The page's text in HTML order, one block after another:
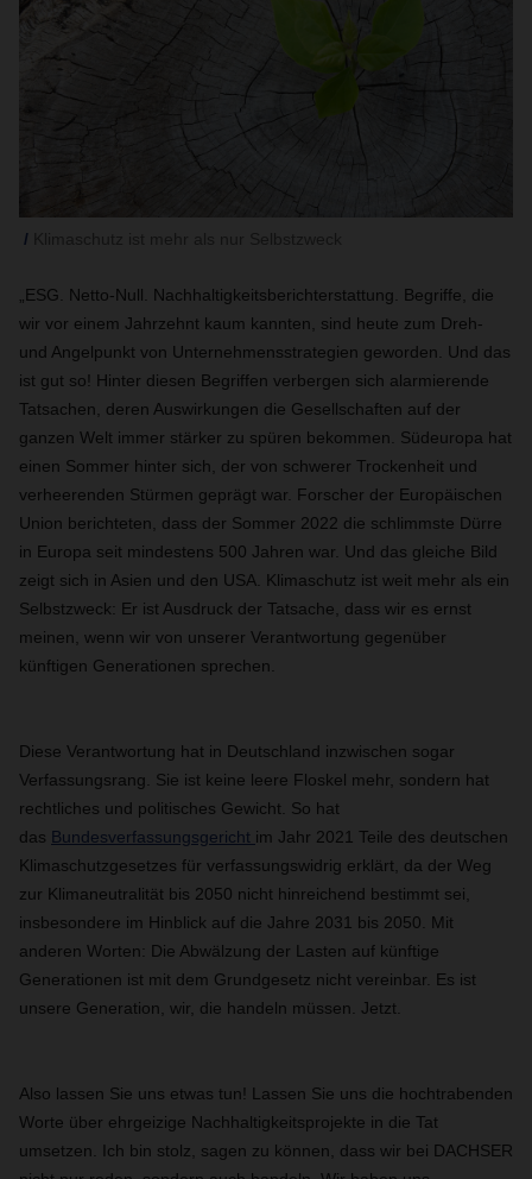
„ESG. Netto-Null. Nachhaltigkeitsberichterstattung. Begriffe, die
wir vor einem Jahrzehnt kaum kannten, sind heute zum Dreh-
und Angelpunkt von Unternehmensstrategien geworden. Und das
ist gut so! Hinter diesen Begriffen verbergen sich alarmierende
Tatsachen, deren Auswirkungen die Gesellschaften auf der
ganzen Welt immer stärker zu spüren bekommen. Südeuropa hat
einen Sommer hinter sich, der von schwerer Trockenheit und
verheerenden Stürmen geprägt war. Forscher der Europäischen
Union berichteten, dass der Sommer 2022 die schlimmste Dürre
in Europa seit mindestens 500 Jahren war. Und das gleiche Bild
zeigt sich in Asien und den USA. Klimaschutz ist weit mehr als ein
Selbstzweck: Er ist Ausdruck der Tatsache, dass wir es ernst
meinen, wenn wir von unserer Verantwortung gegenüber
künftigen Generationen sprechen.
Diese Verantwortung hat in Deutschland inzwischen sogar
Verfassungsrang. Sie ist keine leere Floskel mehr, sondern hat
rechtliches und politisches Gewicht. So hat
das Bundesverfassungsgericht im Jahr 2021 Teile des deutschen
Klimaschutzgesetzes für verfassungswidrig erklärt, da der Weg
zur Klimaneutralität bis 2050 nicht hinreichend bestimmt sei,
insbesondere im Hinblick auf die Jahre 2031 bis 2050. Mit
anderen Worten: Die Abwälzung der Lasten auf künftige
Generationen ist mit dem Grundgesetz nicht vereinbar. Es ist
unsere Generation, wir, die handeln müssen. Jetzt.
Also lassen Sie uns etwas tun! Lassen Sie uns die hochtrabenden
Worte über ehrgeizige Nachhaltigkeitsprojekte in die Tat
umsetzen. Ich bin stolz, sagen zu können, dass wir bei DACHSER